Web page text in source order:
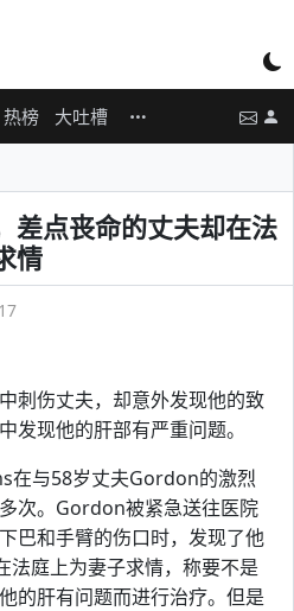
热榜 大吐槽
差点丧命的丈夫却在法
情
刺伤丈夫，却意外发现他的致
发现他的肝部有严重问题。
与58岁丈夫Gordon的激烈
次。Gordon被紧急送往医院
巴和手臂的伤口时，发现了他
庭上为妻子求情，称要不是
的肝有问题而进行治疗。但是